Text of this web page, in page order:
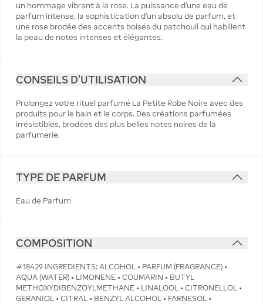
un hommage vibrant à la rose. La puissance d’une eau de
parfum intense, la sophistication d’un absolu de parfum, et
une rose brodée des accents boisés du patchouli qui habillent
la peau de notes intenses et élégantes.
CONSEILS D'UTILISATION
Prolongez votre rituel parfumé La Petite Robe Noire avec des
produits pour le bain et le corps. Des créations parfumées
irrésistibles, brodées des plus belles notes noires de la
parfumerie.
TYPE DE PARFUM
Eau de Parfum
COMPOSITION
#18429 INGREDIENTS: ALCOHOL • PARFUM (FRAGRANCE) •
AQUA (WATER) • LIMONENE • COUMARIN • BUTYL
METHOXYDIBENZOYLMETHANE • LINALOOL • CITRONELLOL •
GERANIOL • CITRAL • BENZYL ALCOHOL • FARNESOL •